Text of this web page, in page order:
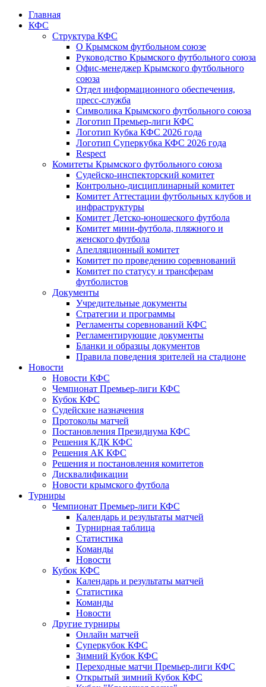
Главная
КФС
Структура КФС
О Крымском футбольном союзе
Руководство Крымского футбольного союза
Офис-менеджер Крымского футбольного
союза
Отдел информационного обеспечения,
пресс-служба
Символика Крымского футбольного союза
Логотип Премьер-лиги КФС
Логотип Кубка КФС 2026 года
Логотип Суперкубка КФС 2026 года
Respect
Комитеты Крымского футбольного союза
Судейско-инспекторский комитет
Контрольно-дисциплинарный комитет
Комитет Аттестации футбольных клубов и
инфраструктуры
Комитет Детско-юношеского футбола
Комитет мини-футбола, пляжного и
женского футбола
Апелляционный комитет
Комитет по проведению соревнований
Комитет по статусу и трансферам
футболистов
Документы
Учредительные документы
Стратегии и программы
Регламенты соревнований КФС
Регламентирующие документы
Бланки и образцы документов
Правила поведения зрителей на стадионе
Новости
Новости КФС
Чемпионат Премьер-лиги КФС
Кубок КФС
Судейские назначения
Протоколы матчей
Постановления Президиума КФС
Решения КДК КФС
Решения АК КФС
Решения и постановления комитетов
Дисквалификации
Новости крымского футбола
Турниры
Чемпионат Премьер-лиги КФС
Календарь и результаты матчей
Турнирная таблица
Статистика
Команды
Новости
Кубок КФС
Календарь и результаты матчей
Статистика
Команды
Новости
Другие турниры
Онлайн матчей
Суперкубок КФС
Зимний Кубок КФС
Переходные матчи Премьер-лиги КФС
Открытый зимний Кубок КФС